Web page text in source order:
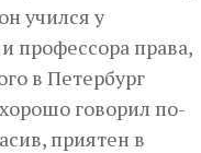
учился у
профессора права,
в Петербург
говорил по-
приятен в